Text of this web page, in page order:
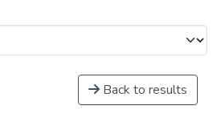
Back to results